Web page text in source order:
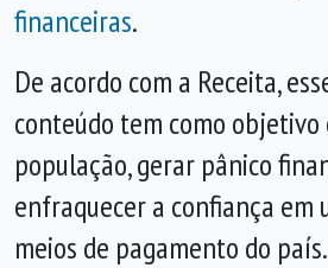
financeiras.
De acordo com a Receita,
conteúdo tem como objetivo
população, gerar pânico
enfraquecer a confiança em
meios de pagamento do